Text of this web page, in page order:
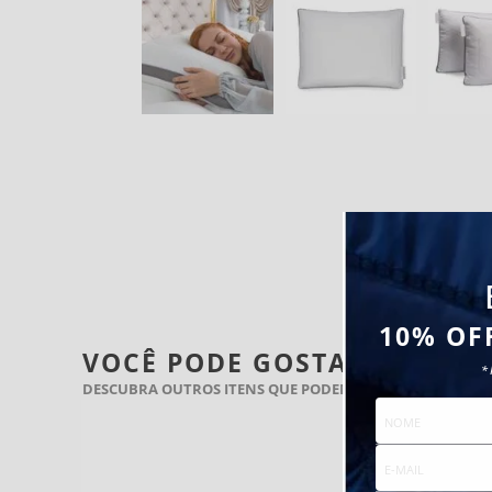
10%
VOCÊ PODE GOSTAR
DESCUBRA OUTROS ITENS QUE PODEM COMPLETAR SEU